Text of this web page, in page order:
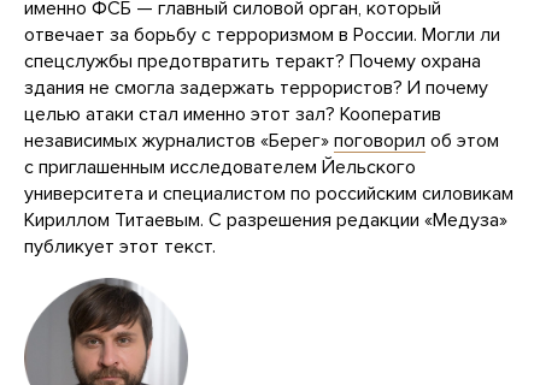
именно ФСБ — главный силовой орган, который
отвечает за борьбу с терроризмом в России. Могли ли
спецслужбы предотвратить теракт? Почему охрана
здания не смогла задержать террористов? И почему
целью атаки стал именно этот зал? Кооператив
независимых журналистов «Берег» поговорил об этом
с приглашенным исследователем Йельского
университета и специалистом по российским силовикам
Кириллом Титаевым. С разрешения редакции «Медуза»
публикует этот текст.